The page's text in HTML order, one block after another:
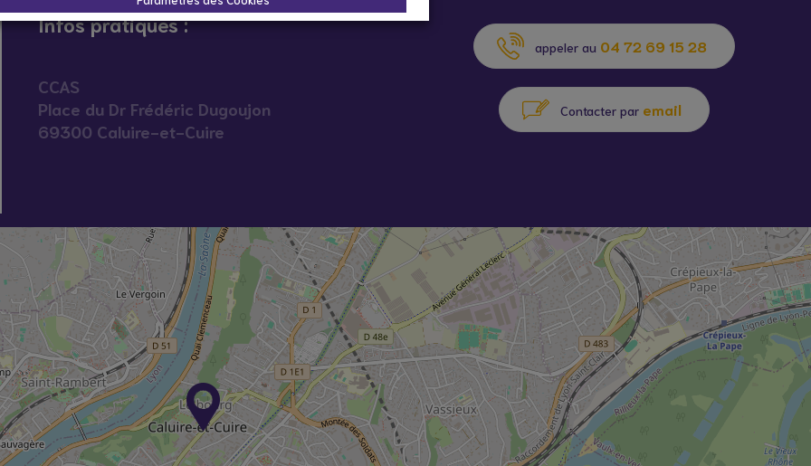
Infos pratiques :
CCAS
Place du Dr Frédéric Dugoujon
69300 Caluire-et-Cuire
appeler au 04 72 69 15 28
Contacter par email